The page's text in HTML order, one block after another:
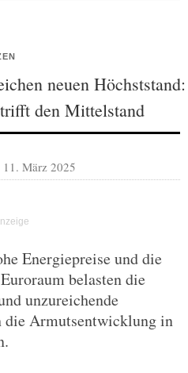
neuen Höchststand:
den Mittelstand
März 2025
Energiepreise und die
belasten die
unzureichende
die Armutsentwicklung in